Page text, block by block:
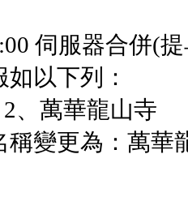
伺服器合併(
以下列：
、萬華龍山寺
稱變更為：萬華